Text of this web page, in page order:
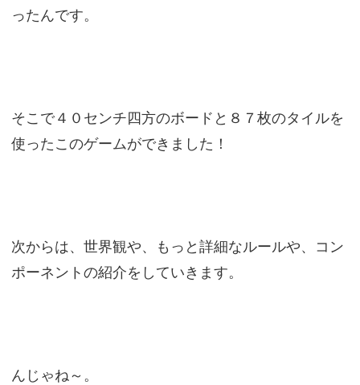
ったんです。
そこで４０センチ四方のボードと８７枚のタイルを
使ったこのゲームができました！
次からは、世界観や、もっと詳細なルールや、コン
ポーネントの紹介をしていきます。
んじゃね～。